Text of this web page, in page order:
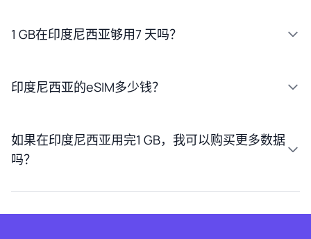
1 GB在印度尼西亚够用7 天吗？
印度尼西亚的eSIM多少钱？
如果在印度尼西亚用完1 GB，我可以购买更多数据
吗？